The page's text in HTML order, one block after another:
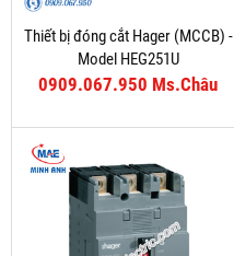
Thiết bị đóng cắt Hager (MCCB) -
Model HEG251U
0909.067.950 Ms.Châu